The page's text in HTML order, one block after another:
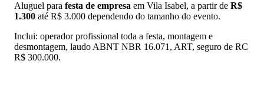
Aluguel para festa de empresa em Vila Isabel, a partir de R$
1.300 até R$ 3.000 dependendo do tamanho do evento.
Inclui: operador profissional toda a festa, montagem e
desmontagem, laudo ABNT NBR 16.071, ART, seguro de RC
R$ 300.000.